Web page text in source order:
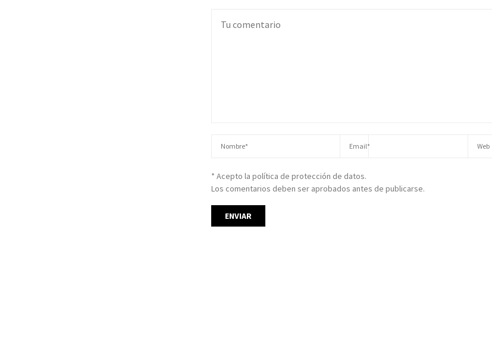
* Acepto la política de protección de datos.
Los comentarios deben ser aprobados antes de publicarse.